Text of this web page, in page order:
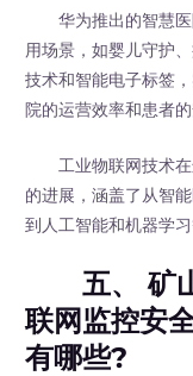
华为推出的智慧医
用场景，如婴儿守护
技术和智能电子标签
院的运营效率和患者的
工业物联网技术在
的进展，涵盖了从智
到人工智能和机器学习
五、 矿山
联网监控安
有哪些?